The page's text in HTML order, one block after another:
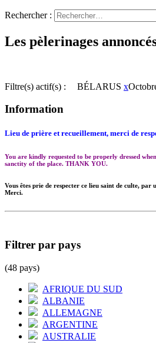
Rechercher :
Les pèlerinages
Filtre(s) actif(s) : BÉLARUS x
Information
Lieu de prière et recueillement, merci de
You are kindly requested to be properly dressed
sanctity of the place. THANK YOU.
Vous êtes prie de respecter ce lieu saint de culte, par
Merci.
Filtrer par pays
(48 pays)
AFRIQUE DU SUD
ALBANIE
ALLEMAGNE
ARGENTINE
AUSTRALIE